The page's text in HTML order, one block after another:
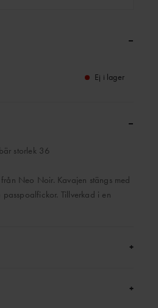
–
Ej i lager
–
storlek 36
Neo Noir. Kavajen stängs med
Tillverkad i en
+
+